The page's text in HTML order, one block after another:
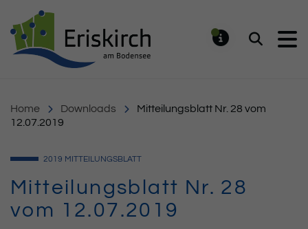
Suchen
Home Downloads
Mitteilungsblatt Nr. 28 vom
12.07.2019
2019 MITTEILUNGSBLATT
Mitteilungsblatt Nr. 28
vom 12.07.2019